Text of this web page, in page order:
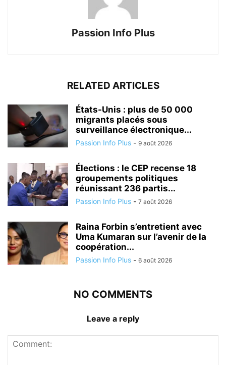
Passion Info Plus
RELATED ARTICLES
États-Unis : plus de 50 000
migrants placés sous
surveillance électronique...
Passion Info Plus - 9 août 2026
Élections : le CEP recense 18
groupements politiques
réunissant 236 partis...
Passion Info Plus - 7 août 2026
Raina Forbin s’entretient avec
Uma Kumaran sur l’avenir de la
coopération...
Passion Info Plus - 6 août 2026
NO COMMENTS
Leave a reply